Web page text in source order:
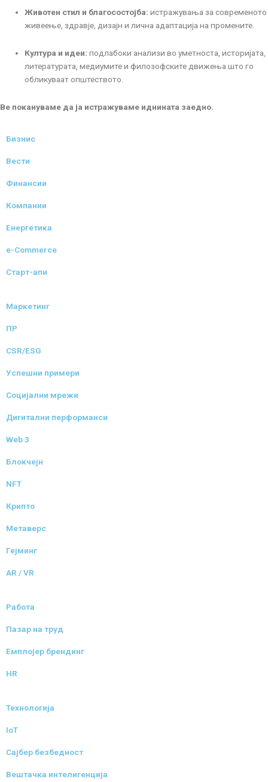
Животен стил и благосостојба: истражувања за современото
живеење, здравје, дизајн и лична адаптација на промените.
Култура и идеи: подлабоки анализи во уметноста, историјата,
литературата, медиумите и филозофските движења што го
обликуваат општеството.
Ве покануваме да ја истражуваме иднината заедно.
Бизнис
Вести
Финансии
Компании
Енергетика
e-Commerce
Старт-апи
Маркетинг
ПР
CSR/ESG
Успешни примери
Социјални мрежи
Дигитални перформанси
Web 3
Блокчејн
NFT
Крипто
Метаверс
Гејминг
AR / VR
Работа
Пазар на труд
Емплојер брендинг
HR
Технологија
IoT
Сајбер безбедност
Вештачка интелигенција